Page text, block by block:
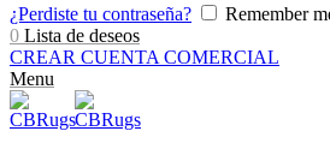
¿Perdiste tu contraseña?
Remember
0 Lista de deseos
CREAR CUENTA COMERCIAL
Menu